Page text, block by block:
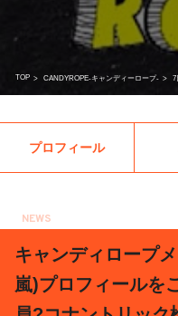
TOP > CANDYROPE-キャンディーロープ- > 7
プロフィール
NEWS
キャンディロープ
嵐)プロフィールを